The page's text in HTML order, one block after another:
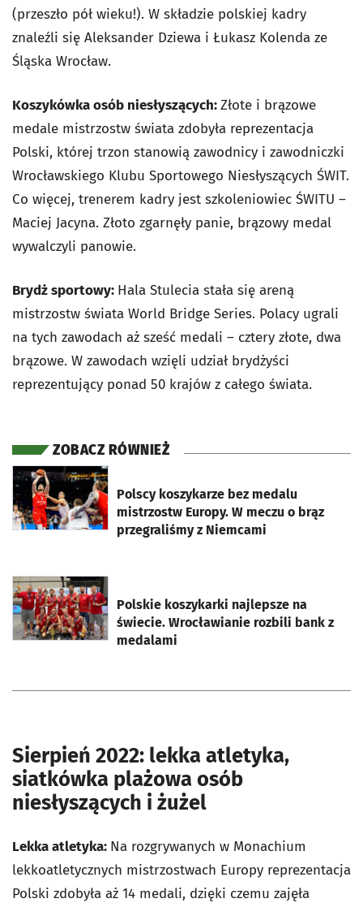
(przeszło pół wieku!). W składzie polskiej kadry
znaleźli się Aleksander Dziewa i Łukasz Kolenda ze
Śląska Wrocław.
Koszykówka osób niesłyszących:Złote i brązowe
medale mistrzostw świata zdobyła reprezentacja
Polski, której trzon stanowią zawodnicy i zawodniczki
Wrocławskiego Klubu Sportowego Niesłyszących ŚWIT.
Co więcej, trenerem kadry jest szkoleniowiec ŚWITU –
Maciej Jacyna. Złoto zgarnęły panie, brązowy medal
wywalczyli panowie.
Brydż sportowy: Hala Stulecia stała się areną
mistrzostw świata World Bridge Series. Polacy ugrali
na tych zawodach aż sześć medali – cztery złote, dwa
brązowe. W zawodach wzięli udział brydżyści
reprezentujący ponad 50 krajów z całego świata.
ZOBACZ RÓWNIEŻ
Polscy koszykarze bez medalu
mistrzostw Europy. W meczu o brąz
przegraliśmy z Niemcami
otworzy się w nowej karcie
Polskie koszykarki najlepsze na
świecie. Wrocławianie rozbili bank z
medalami
otworzy się w nowej karcie
Sierpień 2022: lekka atletyka,
siatkówka plażowa osób
niesłyszących i żużel
Lekka atletyka: Na rozgrywanych w Monachium
lekkoatletycznych mistrzostwach Europy reprezentacja
Polski zdobyła aż 14 medali, dzięki czemu zajęła